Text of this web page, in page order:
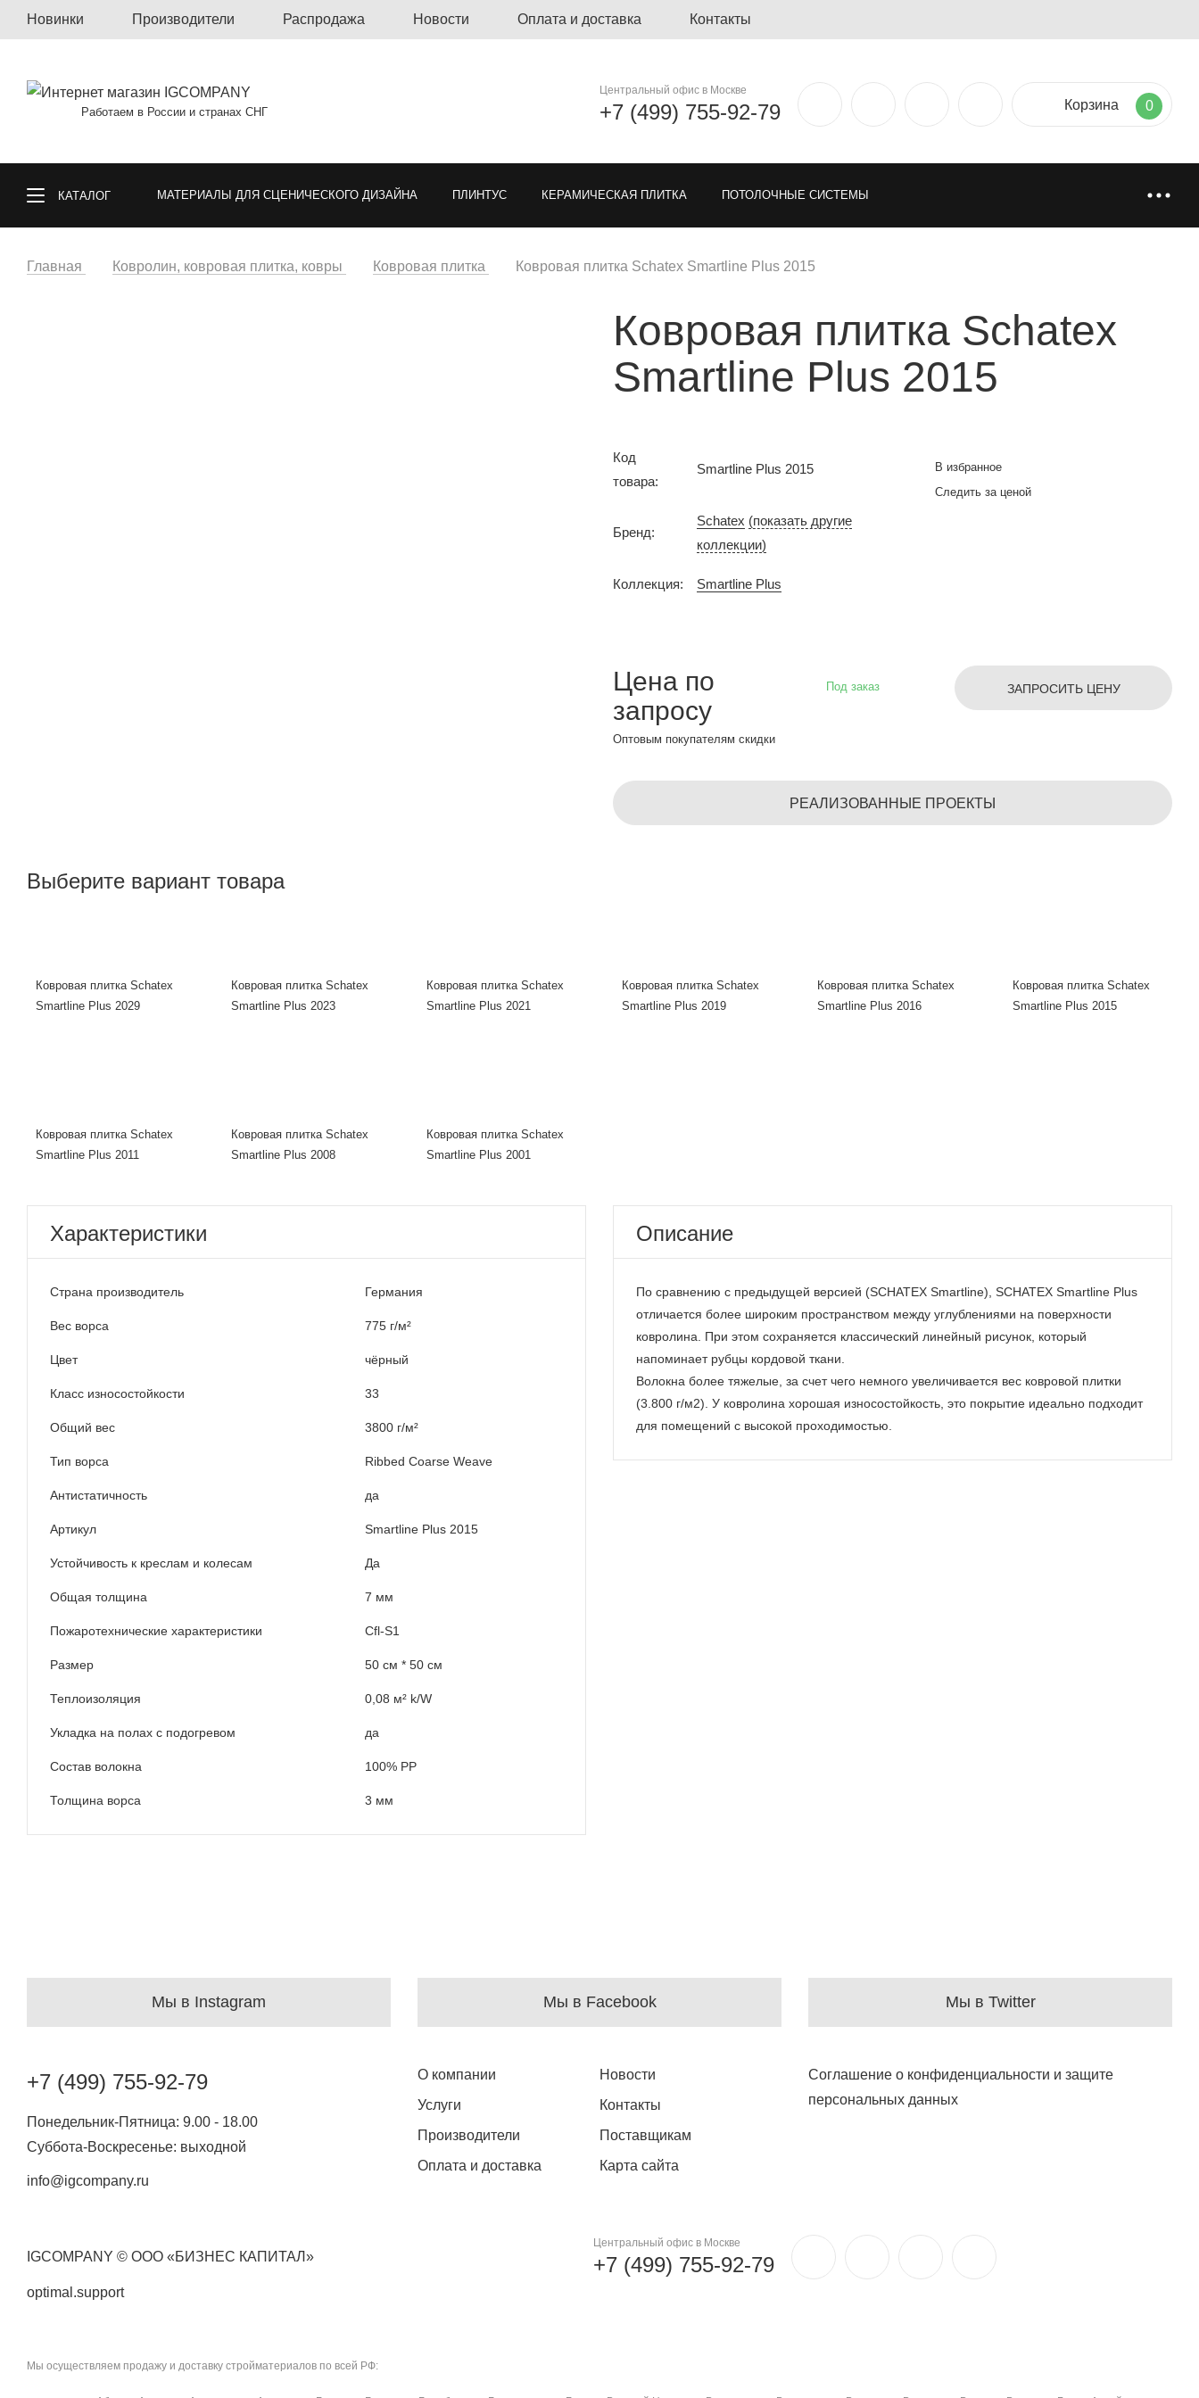
Новинки Производители Распродажа Новости Оплата и доставка Контакты
Работаем в России и странах СНГ
Центральный офис в Москве
+7 (499) 755-92-79 Корзина 0
КАТАЛОГ МАТЕРИАЛЫ ДЛЯ СЦЕНИЧЕСКОГО ДИЗАЙНА ПЛИНТУС КЕРАМИЧЕСКАЯ ПЛИТКА ПОТОЛОЧНЫЕ СИСТЕМЫ
КОВРОЛИН, КОВРОВАЯ ПЛИТКА, КОВРЫ ГРЯЗЕЗАЩИТНЫЕ ПОКРЫТИЯ
МОДУЛЬНЫЕ ПОКРЫТИЯ ТКАНИ ИСКУССТВЕННАЯ И НАТУРАЛЬНАЯ ТРАВА
Главная Ковролин, ковровая плитка, ковры Ковровая плитка Ковровая плитка Schatex Smartline Plus 2015
Ковровая плитка Schatex
Smartline Plus 2015
Код
товара:
Smartline Plus 2015
Бренд:
Schatex (показать другие
коллекции)
Коллекция: Smartline Plus
В избранное
Следить за ценой
Цена по
запросу
Оптовым покупателям скидки
Под заказ ЗАПРОСИТЬ ЦЕНУ
РЕАЛИЗОВАННЫЕ ПРОЕКТЫ
Выберите вариант товара
Ковровая плитка Schatex
Smartline Plus 2029
Ковровая плитка Schatex
Smartline Plus 2023
Ковровая плитка Schatex
Smartline Plus 2021
Ковровая плитка Schatex
Smartline Plus 2019
Ковровая плитка Schatex
Smartline Plus 2016
Ковровая плитка Schatex
Smartline Plus 2015
Ковровая плитка Schatex
Smartline Plus 2011
Ковровая плитка Schatex
Smartline Plus 2008
Ковровая плитка Schatex
Smartline Plus 2001
Характеристики
Страна производитель Германия
Вес ворса 775 г/м²
Цвет чёрный
Класс износостойкости 33
Общий вес 3800 г/м²
Тип ворса Ribbed Coarse Weave
Антистатичность да
Артикул Smartline Plus 2015
Устойчивость к креслам и колесам Да
Общая толщина 7 мм
Пожаротехнические характеристики Сfl-S1
Размер 50 см * 50 см
Теплоизоляция 0,08 м² k/W
Укладка на полах с подогревом да
Состав волокна 100% РР
Толщина ворса 3 мм
Описание
По сравнению с предыдущей версией (SCHATEX Smartline), SCHATEX Smartline Plus
отличается более широким пространством между углублениями на поверхности
ковролина. При этом сохраняется классический линейный рисунок, который
напоминает рубцы кордовой ткани.
Волокна более тяжелые, за счет чего немного увеличивается вес ковровой плитки
(3.800 г/м2). У ковролина хорошая износостойкость, это покрытие идеально подходит
для помещений с высокой проходимостью.
Мы в Instagram Мы в Facebook Мы в Twitter
+7 (499) 755-92-79
Понедельник-Пятница: 9.00 - 18.00
Суббота-Воскресенье: выходной
info@igcompany.ru
О компании
Новости
Услуги
Контакты
Производители
Поставщикам
Оплата и доставка
Карта сайта
Соглашение о конфиденциальности и защите
персональных данных
IGCOMPANY © ООО «БИЗНЕС КАПИТАЛ»
Центральный офис в Москве
+7 (499) 755-92-79
optimal.support
Мы осуществляем продажу и доставку стройматериалов по всей РФ: